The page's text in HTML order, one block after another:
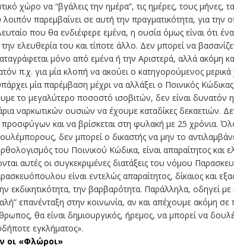
χώρο να “βγάλεις την ημέρα”, τις ημέρες, τους μήνες,
παρεμβαίνει σε αυτή την πραγματικότητα, για την
που θα ενδιέφερε εμένα, η ουσία όμως είναι ότι
ελευθερία του και τίποτε άλλο. Δεν μπορεί να
μόνο από εμένα ή την Αριστερά, αλλά ακόμη
π.χ. για μία κλοπή να ακούει ο κατηγορούμενος
μία παρέμβαση μέχρι να αλλάξει ο Ποινικός
το μεγαλύτερο ποσοστό ισοβιτών, δεν είναι δυνατόν η
ναρκωτικών ουσιών να έχουμε καταδίκες δεκαετιών.
προσφύγων και να βρίσκεται στη φυλακή με 25 χρόνια.
δεν μπορεί ο δικαστής να μην το
του Ποινικού Κώδικα, είναι απαραίτητος
αυτές οι συγκεκριμένες διατάξεις του νόμου
είναι εντελώς απαραίτητος, δίκαιος και
εκδικητικότητα, την βαρβαρότητα. Παράλληλα, οδηγεί
επανένταξη στην κοινωνία, αν και απέχουμε ακόμη
θα είναι δημιουργικός, ήρεμος, να μπορεί να
εγκλήματος».
οι «Φλώροι»